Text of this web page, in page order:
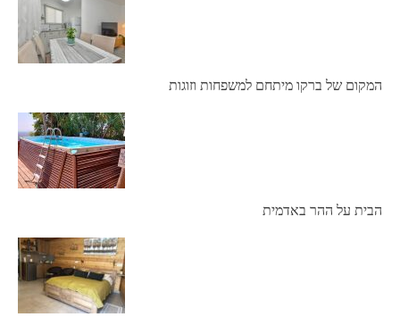
המקום של ברקו מיתחם למשפחות וזוגות
הבית על ההר באדמית